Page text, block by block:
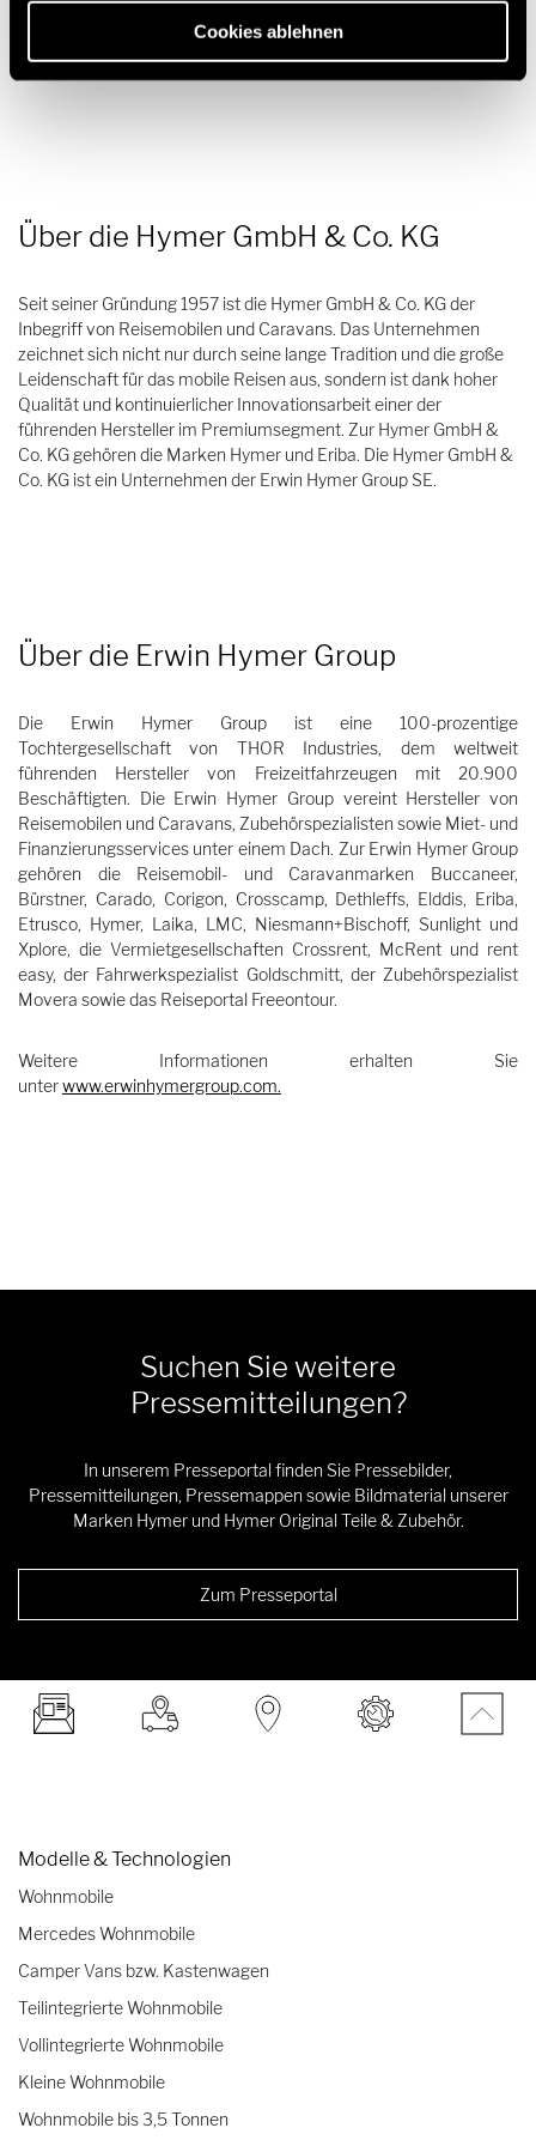
Cookies ablehnen
Tel.:+49 (0) 7524 999-0
Über die Hymer GmbH & Co. KG
Seit seiner Gründung 1957 ist die Hymer GmbH & Co. KG der
Inbegriff von Reisemobilen und Caravans. Das Unternehmen
zeichnet sich nicht nur durch seine lange Tradition und die große
Leidenschaft für das mobile Reisen aus, sondern ist dank hoher
Qualität und kontinuierlicher Innovationsarbeit einer der
führenden Hersteller im Premiumsegment. Zur Hymer GmbH &
Co. KG gehören die Marken Hymer und Eriba. Die Hymer GmbH &
Co. KG ist ein Unternehmen der Erwin Hymer Group SE.
Über die Erwin Hymer Group
Die Erwin Hymer Group ist eine 100-prozentige
Tochtergesellschaft von THOR Industries, dem weltweit
führenden Hersteller von Freizeitfahrzeugen mit 20.900
Beschäftigten. Die Erwin Hymer Group vereint Hersteller von
Reisemobilen und Caravans, Zubehörspezialisten sowie Miet- und
Finanzierungsservices unter einem Dach. Zur Erwin Hymer Group
gehören die Reisemobil- und Caravanmarken Buccaneer,
Bürstner, Carado, Corigon, Crosscamp, Dethleffs, Elddis, Eriba,
Etrusco, Hymer, Laika, LMC, Niesmann+Bischoff, Sunlight und
Xplore, die Vermietgesellschaften Crossrent, McRent und rent
easy, der Fahrwerkspezialist Goldschmitt, der Zubehörspezialist
Movera sowie das Reiseportal Freeontour.
Weitere Informationen erhalten Sie
unterwww.erwinhymergroup.com.
Suchen Sie weitere
Pressemitteilungen?
In unserem Presseportal finden Sie Pressebilder,
Pressemitteilungen, Pressemappen sowie Bildmaterial unserer
Marken Hymer und Hymer Original Teile & Zubehör.
Zum Presseportal
Modelle & Technologien
Wohnmobile
Mercedes Wohnmobile
Camper Vans bzw. Kastenwagen
Teilintegrierte Wohnmobile
Vollintegrierte Wohnmobile
Kleine Wohnmobile
Wohnmobile bis 3,5 Tonnen